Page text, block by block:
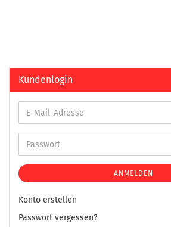
Kundenlogin
ANMELDEN
Konto erstellen
Passwort vergessen?